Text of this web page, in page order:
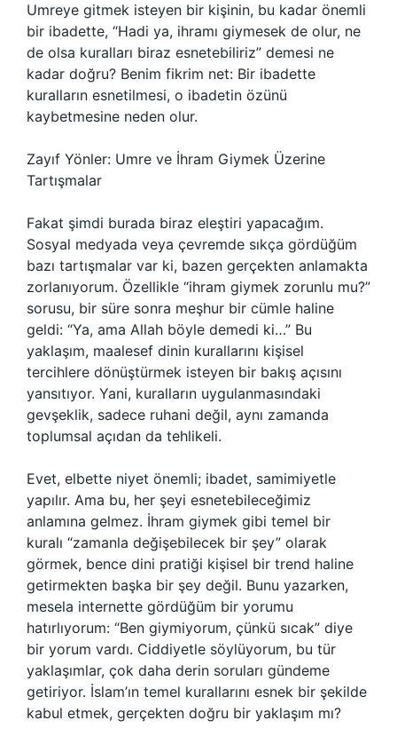
Umreye gitmek isteyen bir kişinin, bu kadar önemli
bir ibadette, “Hadi ya, ihramı giymesek de olur, ne
de olsa kuralları biraz esnetebiliriz” demesi ne
kadar doğru? Benim fikrim net: Bir ibadette
kuralların esnetilmesi, o ibadetin özünü
kaybetmesine neden olur.
Zayıf Yönler: Umre ve İhram Giymek Üzerine
Tartışmalar
Fakat şimdi burada biraz eleştiri yapacağım.
Sosyal medyada veya çevremde sıkça gördüğüm
bazı tartışmalar var ki, bazen gerçekten anlamakta
zorlanıyorum. Özellikle “ihram giymek zorunlu mu?”
sorusu, bir süre sonra meşhur bir cümle haline
geldi: “Ya, ama Allah böyle demedi ki…” Bu
yaklaşım, maalesef dinin kurallarını kişisel
tercihlere dönüştürmek isteyen bir bakış açısını
yansıtıyor. Yani, kuralların uygulanmasındaki
gevşeklik, sadece ruhani değil, aynı zamanda
toplumsal açıdan da tehlikeli.
Evet, elbette niyet önemli; ibadet, samimiyetle
yapılır. Ama bu, her şeyi esnetebileceğimiz
anlamına gelmez. İhram giymek gibi temel bir
kuralı “zamanla değişebilecek bir şey” olarak
görmek, bence dini pratiği kişisel bir trend haline
getirmekten başka bir şey değil. Bunu yazarken,
mesela internette gördüğüm bir yorumu
hatırlıyorum: “Ben giymiyorum, çünkü sıcak” diye
bir yorum vardı. Ciddiyetle söylüyorum, bu tür
yaklaşımlar, çok daha derin soruları gündeme
getiriyor. İslam’ın temel kurallarını esnek bir şekilde
kabul etmek, gerçekten doğru bir yaklaşım mı?